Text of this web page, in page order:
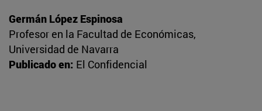
Germán López Espinosa
Profesor en la Facultad de Económicas,
Universidad de Navarra
Publicado en: El Confidencial